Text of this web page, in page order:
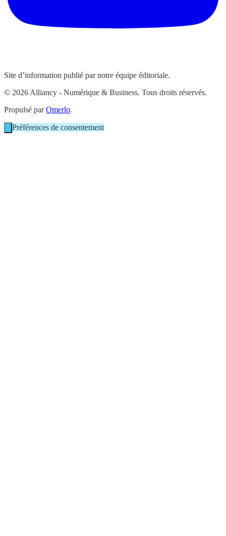
Site d’information publié par notre équipe éditoriale.
© 2026 Alliancy - Numérique & Business. Tous droits réservés.
Propulsé parOmerlo.
Préférences de consentement